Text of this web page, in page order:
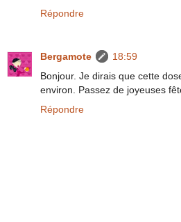
Répondre
Bergamote
18:59
Bonjour. Je dirais que cette
environ. Passez de joyeuses
Répondre